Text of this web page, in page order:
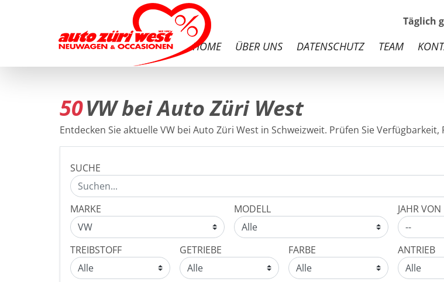
Täglich
HOME ÜBER UNS DATENSCHUTZ TEAM
50VW bei Auto Züri West
Entdecken Sie aktuelle VW bei Auto Züri West in Schweizweit. Prüfen Sie
SUCHE
MARKE MODELL JAHR VON
TREIBSTOFF GETRIEBE FARBE ANTRIEB